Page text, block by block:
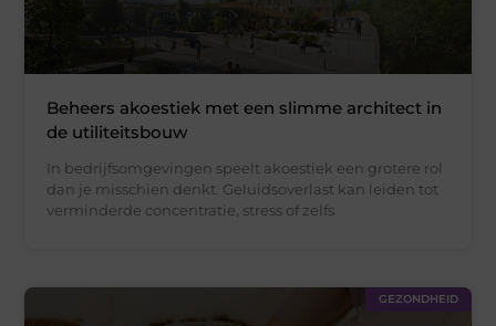
Beheers akoestiek met een slimme architect in
de utiliteitsbouw
In bedrijfsomgevingen speelt akoestiek een grotere rol
dan je misschien denkt. Geluidsoverlast kan leiden tot
verminderde concentratie, stress of zelfs
GEZONDHEID